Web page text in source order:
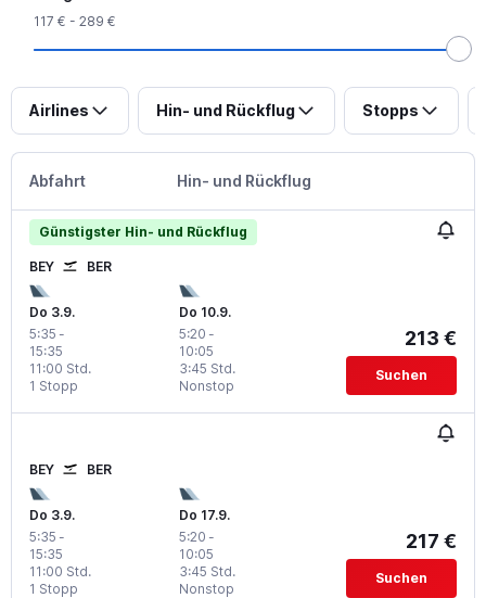
117 € - 289 €
Airlines Hin- und Rückflug Stopps
Abfahrt Hin- und Rückflug
Günstigster Hin- und Rückflug
BEY BER
Do 3.9.
5:35 -
15:35
1 Stopp
11:00 Std.
Do 10.9.
5:20 -
10:05
Nonstop
3:45 Std.
213 €
Suchen
BEY BER
Do 3.9.
5:35 -
15:35
1 Stopp
11:00 Std.
Do 17.9.
5:20 -
10:05
Nonstop
3:45 Std.
217 €
Suchen